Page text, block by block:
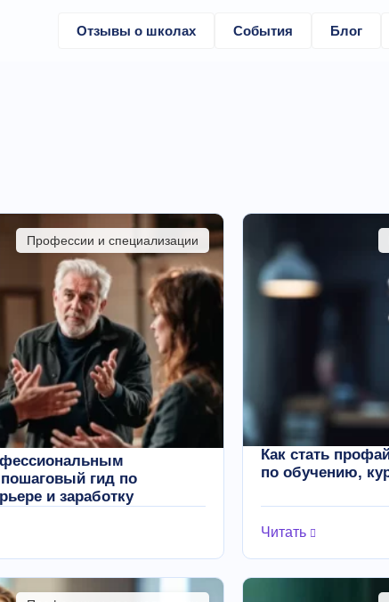
Отзывы о школах События Блог
Профессии и специализации
гид по
и заработку
Как стать
по обучению,
Читать